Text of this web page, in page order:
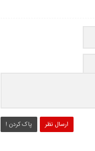
ارسال نظر پاک کردن !